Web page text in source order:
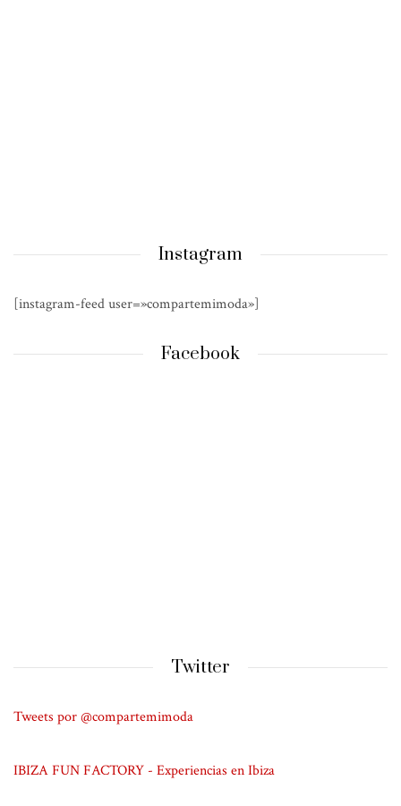
Instagram
[instagram-feed user=»compartemimoda»]
Facebook
Twitter
Tweets por @compartemimoda
IBIZA FUN FACTORY - Experiencias en Ibiza